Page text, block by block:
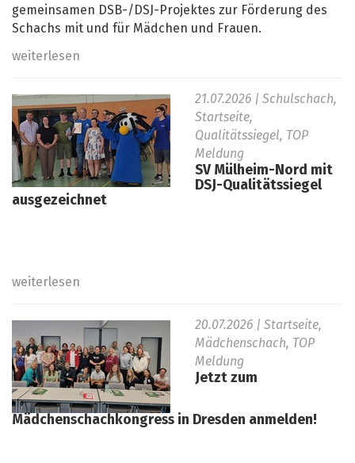
gemeinsamen DSB-/DSJ-Projektes zur Förderung des
Schachs mit und für Mädchen und Frauen.
weiterlesen
21.07.2026 | Schulschach,
Startseite,
Qualitätssiegel, TOP
Meldung
SV Mülheim-Nord mit
DSJ-Qualitätssiegel
ausgezeichnet
weiterlesen
20.07.2026 | Startseite,
Mädchenschach, TOP
Meldung
Jetzt zum
Mädchenschachkongress in Dresden anmelden!